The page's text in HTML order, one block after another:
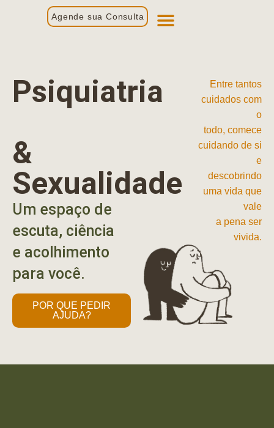
Agende sua Consulta
Psiquiatria
&
Sexualidade
Um espaço de
escuta, ciência
e acolhimento
para você.
POR QUE PEDIR
AJUDA?
Entre tantos
cuidados com
o
todo, comece
cuidando de si
e
descobrindo
uma vida que
vale
a pena ser
vivida.